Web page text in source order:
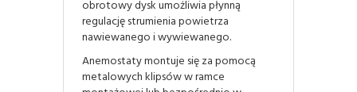
obrotowy dysk umożliwia płynną
regulację strumienia powietrza
nawiewanego i wywiewanego.
Anemostaty montuje się za pomocą
metalowych klipsów w ramce